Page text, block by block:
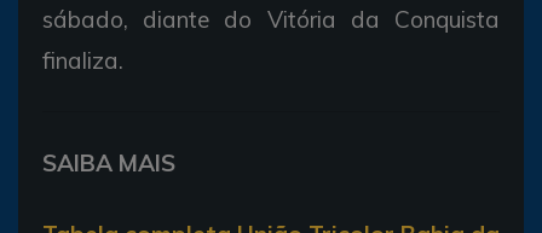
sábado, diante do Vitória da Conquista
finaliza.
SAIBA MAIS